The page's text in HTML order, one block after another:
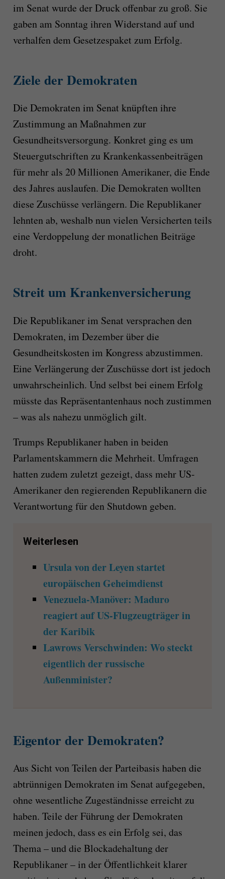
im Senat wurde der Druck offenbar zu groß. Sie
gaben am Sonntag ihren Widerstand auf und
verhalfen dem Gesetzespaket zum Erfolg.
Ziele der Demokraten
Die Demokraten im Senat knüpften ihre
Zustimmung an Maßnahmen zur
Gesundheitsversorgung. Konkret ging es um
Steuergutschriften zu Krankenkassenbeiträgen
für mehr als 20 Millionen Amerikaner, die Ende
des Jahres auslaufen. Die Demokraten wollten
diese Zuschüsse verlängern. Die Republikaner
lehnten ab, weshalb nun vielen Versicherten teils
eine Verdoppelung der monatlichen Beiträge
droht.
Streit um Krankenversicherung
Die Republikaner im Senat versprachen den
Demokraten, im Dezember über die
Gesundheitskosten im Kongress abzustimmen.
Eine Verlängerung der Zuschüsse dort ist jedoch
unwahrscheinlich. Und selbst bei einem Erfolg
müsste das Repräsentantenhaus noch zustimmen
– was als nahezu unmöglich gilt.
Trumps Republikaner haben in beiden
Parlamentskammern die Mehrheit. Umfragen
hatten zudem zuletzt gezeigt, dass mehr US-
Amerikaner den regierenden Republikanern die
Verantwortung für den Shutdown geben.
Weiterlesen
Ursula von der Leyen startet
europäischen Geheimdienst
Venezuela-Manöver: Maduro
reagiert auf US-Flugzeugträger in
der Karibik
Lawrows Verschwinden: Wo steckt
eigentlich der russische
Außenminister?
Eigentor der Demokraten?
Aus Sicht von Teilen der Parteibasis haben die
abtrünnigen Demokraten im Senat aufgegeben,
ohne wesentliche Zugeständnisse erreicht zu
haben. Teile der Führung der Demokraten
meinen jedoch, dass es ein Erfolg sei, das
Thema – und die Blockadehaltung der
Republikaner – in der Öffentlichkeit klarer